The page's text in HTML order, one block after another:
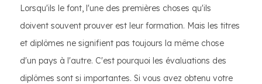
Lorsqu'ils le font, l'une des premières choses qu'ils
doivent souvent prouver est leur formation. Mais les titres
et diplômes ne signifient pas toujours la même chose
d'un pays à l'autre. C'est pourquoi les évaluations des
diplômes sont si importantes. Si vous avez obtenu votre